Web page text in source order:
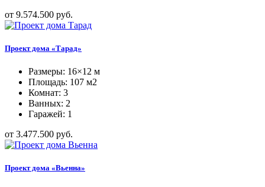
от 9.574.500 руб.
Проект дома «Тарад»
Размеры: 16×12 м
Площадь: 107 м2
Комнат: 3
Ванных: 2
Гаражей: 1
от 3.477.500 руб.
Проект дома «Вьенна»